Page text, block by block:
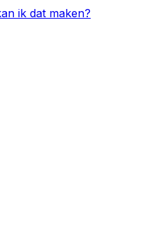
ik dat maken?